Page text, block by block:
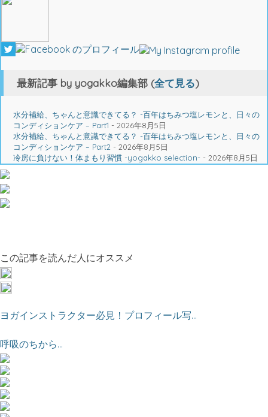
最新記事 by yogakko編集部 (全て見る)
⽔分補給、ちゃんと意識できてる？ -百年はちみつ塩レモンと、⽇々の
コンディションケア – Part1 - 2026年8月5日
⽔分補給、ちゃんと意識できてる？ -百年はちみつ塩レモンと、⽇々の
コンディションケア – Part2 - 2026年8月5日
冷房に負けない！体まもり習慣 -yogakko selection- - 2026年8月5日
この記事を読んだ人にオススメ
ヨガインストラクター必見！プロフィール写...
呼吸のちから...